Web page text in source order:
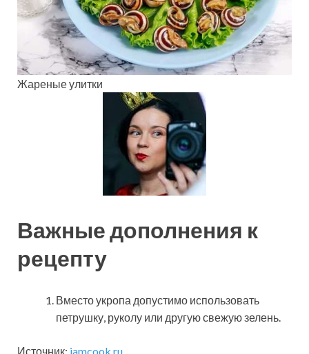
Жареные улитки
Важные дополнения к
рецепту
Вместо укропа допустимо использовать
петрушку, руколу или другую свежую зелень.
Источник: iamcook.ru